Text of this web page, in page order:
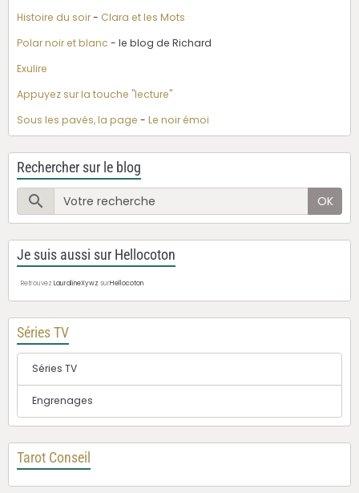
Histoire du soir- Clara et les Mots
Polar noir et blanc - le blog de Richard
Exulire
Appuyez sur la touche "lecture"
Sous les pavés, la page - Le noir émoi
Rechercher sur le blog
OK
Je suis aussi sur Hellocoton
Retrouvez LauralineXywz surHellocoton
Séries TV
Séries TV
Engrenages
Tarot Conseil